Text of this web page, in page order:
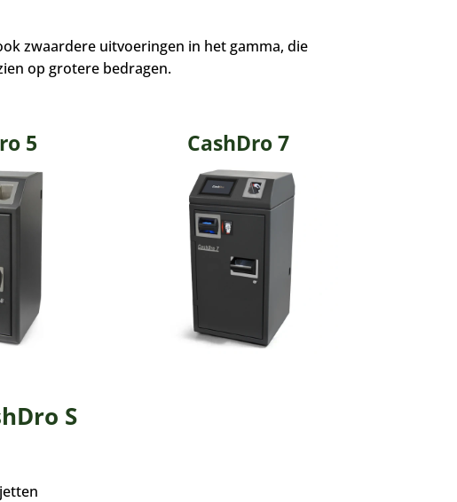
zwaardere uitvoeringen in het gamma, die
op grotere bedragen.
5 CashDro 7
S